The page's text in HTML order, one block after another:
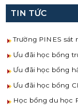
TIN TỨC
Trường PINES sát
Ưu đãi học bổng
Ưu đãi học bổng
Ưu đãi học bổng
Học bổng du học